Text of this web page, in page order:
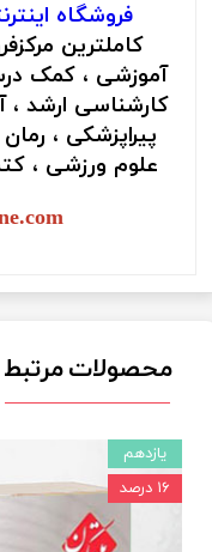
فروشگاه
کاملترین
آموزشی ، کمک
کارشناسی ارشد
پیراپزشکی ،
علوم ورزشی ،
محصولات مرتبط
یازدهم
۱۶ درصد